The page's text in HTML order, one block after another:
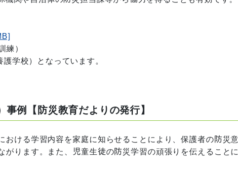
練）
学校）となっています。
事例【防災教育だよりの発行】
ける学習内容を家庭に知らせることにより、保護者の防災
ります。また、児童生徒の防災学習の頑張りを伝えること